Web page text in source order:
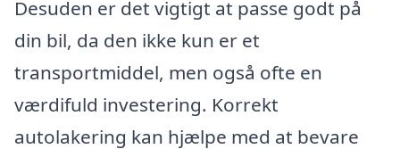
Desuden er det vigtigt at passe godt på
din bil, da den ikke kun er et
transportmiddel, men også ofte en
værdifuld investering. Korrekt
autolakering kan hjælpe med at bevare